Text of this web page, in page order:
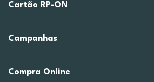
Cartão RP-ON
Campanhas
Compra Online